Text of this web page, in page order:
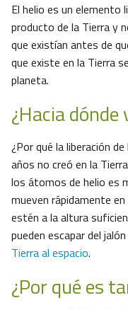
El helio es un elemento
producto de la Tierra y
que existían antes de
que existe en la Tierra
planeta.
¿Hacia dónde
¿Por qué la liberación
años no creó en la
los átomos de helio es
mueven rápidamente
estén a la altura
pueden escapar del
Tierra al espacio.
¿Por qué es